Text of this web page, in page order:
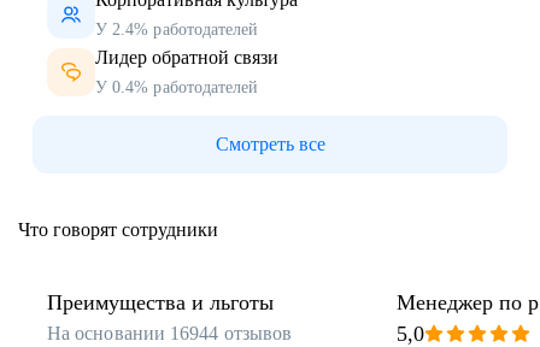
У 2.4% работодателей
Лидер обратной связи
У 0.4% работодателей
Смотреть все
Что говорят сотрудники
Преимущества и льготы
На основании 16944 отзывов
Менеджер по
клиентами
5,0